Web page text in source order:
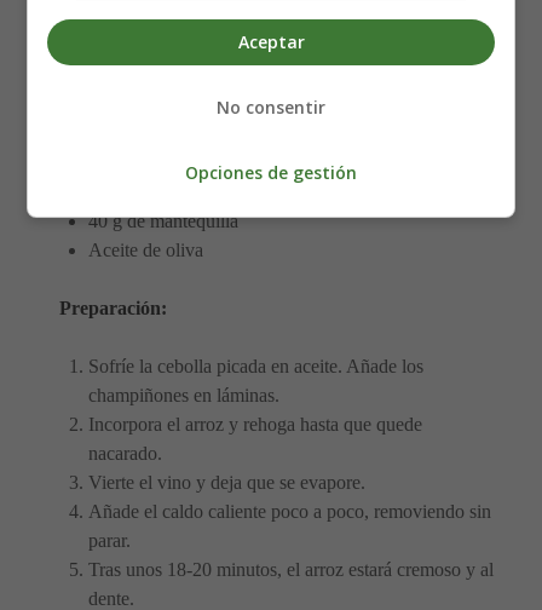
160 g de arroz arborio
200 g de champiñones o setas variadas
1 vaso de vino blanco
40 g de mantequilla
Aceite de oliva
Preparación:
Sofríe la cebolla picada en aceite. Añade los
champiñones en láminas.
Incorpora el arroz y rehoga hasta que quede
nacarado.
Vierte el vino y deja que se evapore.
Añade el caldo caliente poco a poco, removiendo sin
parar.
Tras unos 18-20 minutos, el arroz estará cremoso y al
dente.
Aceptar
No consentir
Opciones de gestión